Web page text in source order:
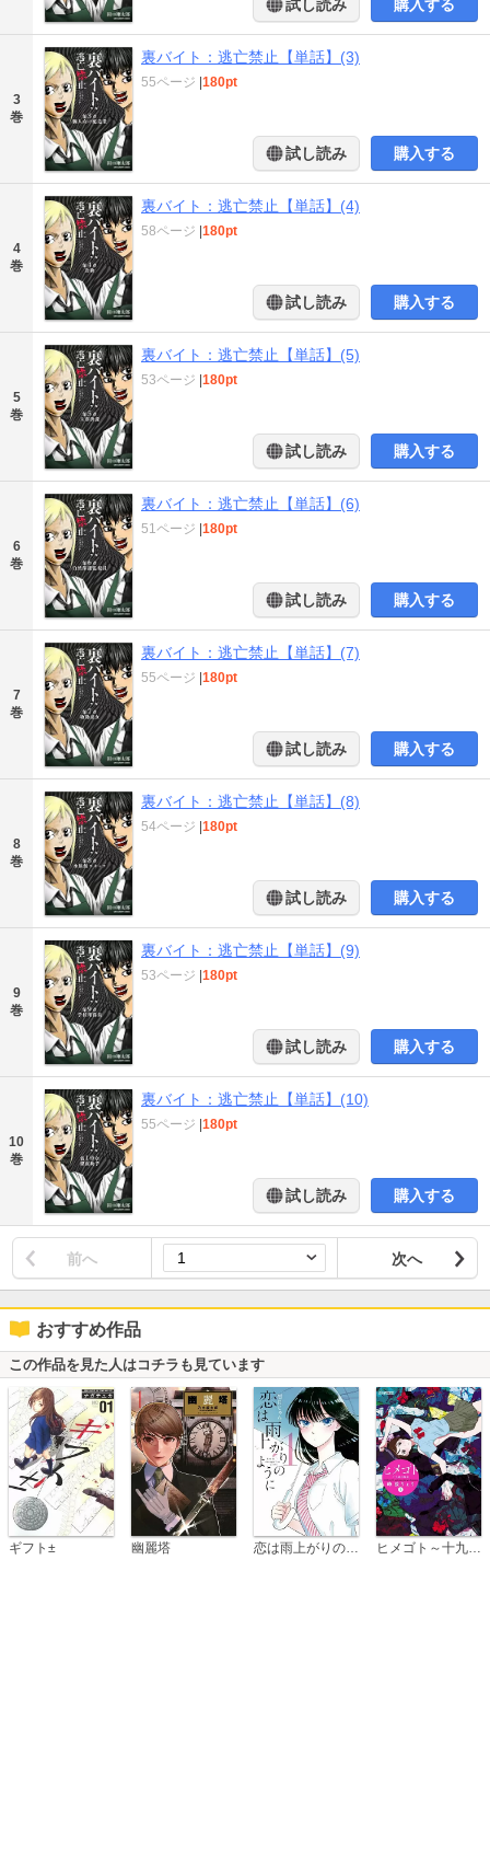
試し読み 購入する
3
巻
裏バイト：逃亡禁止【単話】(3)
55ページ 180pt
試し読み 購入する
4
巻
裏バイト：逃亡禁止【単話】(4)
58ページ 180pt
試し読み 購入する
5
巻
裏バイト：逃亡禁止【単話】(5)
53ページ 180pt
試し読み 購入する
6
巻
裏バイト：逃亡禁止【単話】(6)
51ページ 180pt
試し読み 購入する
7
巻
裏バイト：逃亡禁止【単話】(7)
55ページ 180pt
試し読み 購入する
8
巻
裏バイト：逃亡禁止【単話】(8)
54ページ 180pt
試し読み 購入する
9
巻
裏バイト：逃亡禁止【単話】(9)
53ページ 180pt
試し読み 購入する
10
巻
裏バイト：逃亡禁止【単話】(10)
55ページ 180pt
試し読み 購入する
前へ 次へ
おすすめ作品
この作品を見た人はコチラも見ています
ギフト± 幽麗塔 恋は雨上がりのように ヒメゴト～十九歳の制服～